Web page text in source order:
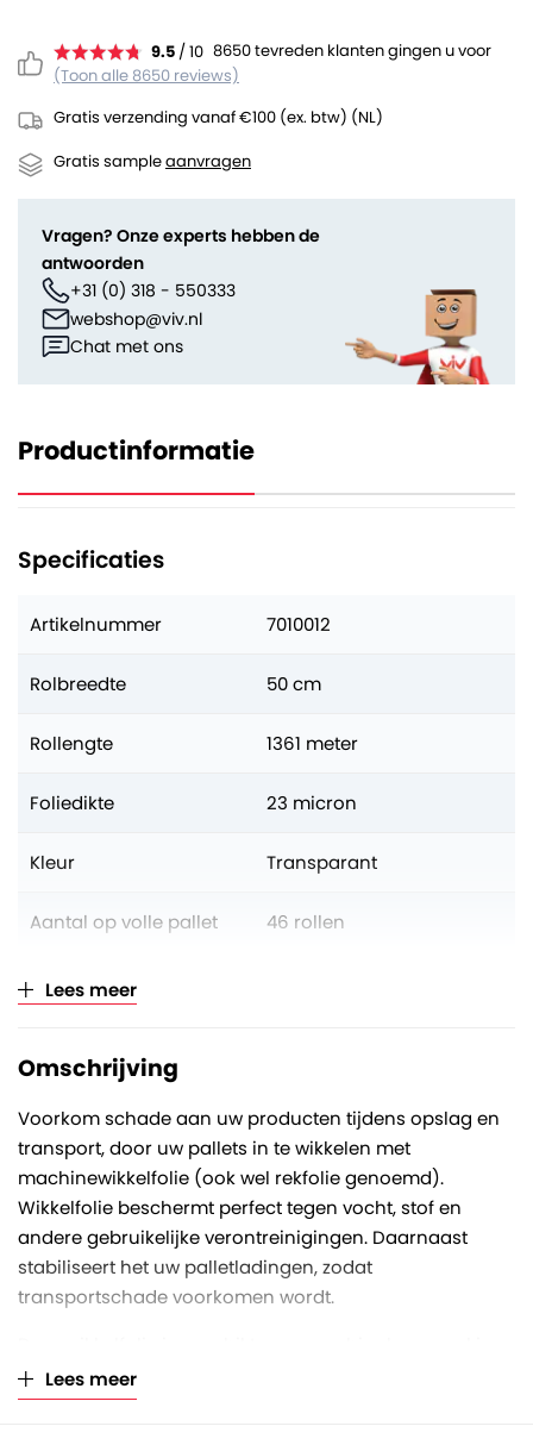
9.5 / 10 8650 tevreden klanten gingen u voor
(Toon alle 8650 reviews)
Gratis verzending vanaf €100 (ex. btw) (NL)
Gratis sampleaanvragen
Vragen? Onze experts hebben de
antwoorden
+31 (0) 318 - 550333
webshop@viv.nl
Chat met ons
Productinformatie
Specificaties
Artikelnummer 7010012
Rolbreedte 50 cm
Rollengte 1361 meter
Foliedikte 23 micron
Kleur Transparant
Aantal op volle pallet 46 rollen
Verkoopeenheid
Lees meer
Omschrijving
Voorkom schade aan uw producten tijdens opslag en
transport, door uw pallets in te wikkelen met
machinewikkelfolie (ook wel rekfolie genoemd).
Wikkelfolie beschermt perfect tegen vocht, stof en
andere gebruikelijke verontreinigingen. Daarnaast
stabiliseert het uw palletladingen, zodat
transportschade voorkomen wordt.
De rekfolie dient door de wikkelmachine zo strak
mogelijk aangebracht te worden rondom het
Lees meer